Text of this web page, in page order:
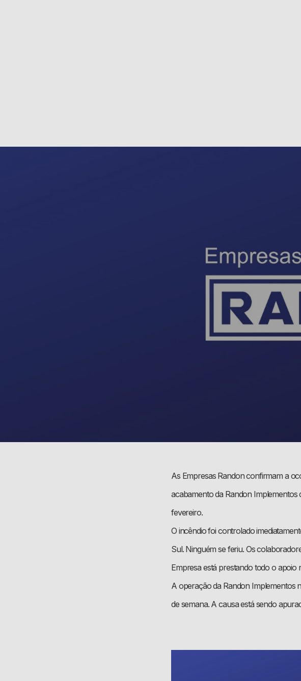
As Empresas Randon confirmam a
acabamento da Randon Implementos
fevereiro.
O incêndio foi controlado
Sul. Ninguém se feriu. Os
Empresa está prestando todo o apoio
A operação da Randon Implementos
de semana. A causa está sendo